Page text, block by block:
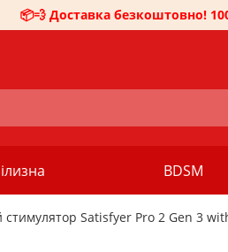
📦💨 Доставка безкоштовно!
BDSM
стимулятор Satisfyer Pro 2 Gen 3